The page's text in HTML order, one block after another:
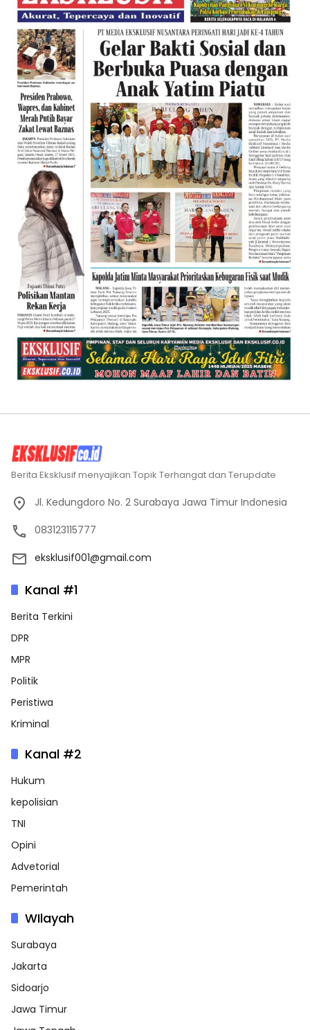
Berita Eksklusif menyajikan Topik Terhangat dan Terupdate
Jl. Kedungdoro No. 2 Surabaya Jawa Timur Indonesia
083123115777
eksklusif001@gmail.com
Kanal #1
Berita Terkini
DPR
MPR
Politik
Peristiwa
Kriminal
Kanal #2
Hukum
kepolisian
TNI
Opini
Advetorial
Pemerintah
WIlayah
Surabaya
Jakarta
Sidoarjo
Jawa Timur